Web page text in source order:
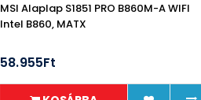
MSI Alaplap S1851 PRO B860M-A WIFI
Intel B860, MATX
58.955Ft